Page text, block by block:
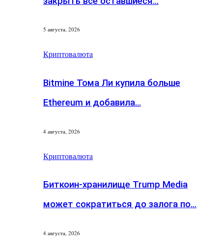
5 августа, 2026
Криптовалюта
Bitmine Тома Ли купила больше
Ethereum и добавила…
4 августа, 2026
Криптовалюта
Биткоин-хранилище Trump Media
может сократиться до залога по…
4 августа, 2026